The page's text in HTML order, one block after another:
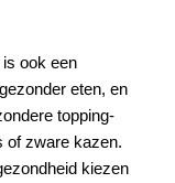
is ook een
eten, en
topping-
of zware kazen.
kiezen